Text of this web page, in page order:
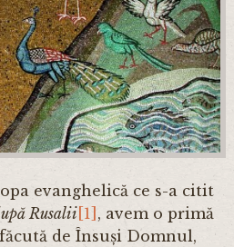
evanghelică ce s-a citit
Rusalii [1] , avem o primă
de Însuși Domnul,